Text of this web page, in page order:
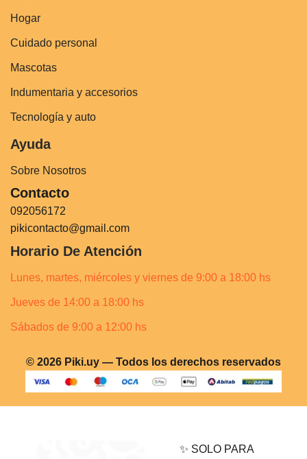
Hogar
Cuidado personal
Mascotas
Indumentaria y accesorios
Tecnología y auto
Ayuda
Sobre Nosotros
Contacto
092056172
pikicontacto@gmail.com
Horario De Atención
Lunes, martes, miércoles y viernes de 9:00 a 18:00 hs
Jueves de 14:00 a 18:00 hs
Sábados de 9:00 a 12:00 hs
© 2026 Piki.uy — Todos los derechos reservados
✨ SOLO PARA